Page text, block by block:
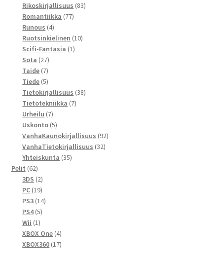
Rikoskirjallisuus 8383
Romantiikka 7777
Runous 44
tuotetta
Ruotsinkielinen 1010
Scifi-Fantasia 11
Sota 2727
tuotetta
Taide 77
tuotetta
Tiede 55
tuotetta
Tietokirjallisuus 3838
Tietotekniikka 77
Urheilu 77
tuotetta
Uskonto 55
tuotetta
VanhaKaunokirjallisuus 9292
VanhaTietokirjallisuus 3232
Yhteiskunta 3535
Pelit 6262
tuotetta
3DS 22
tuotetta
PC 1919
tuotetta
PS3 1414
PS4 55
Wii 11
tuote
XBOX One 44
tuotetta
XBOX360 1717